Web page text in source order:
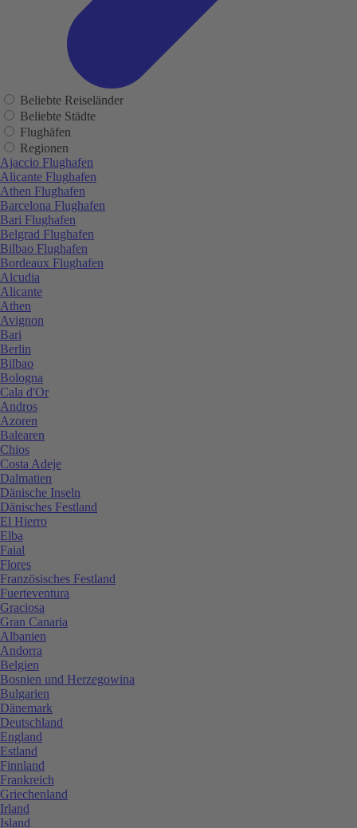
Beliebte Reiseländer
Beliebte Städte
Flughäfen
Regionen
Ajaccio Flughafen
Alicante Flughafen
Athen Flughafen
Barcelona Flughafen
Bari Flughafen
Belgrad Flughafen
Bilbao Flughafen
Bordeaux Flughafen
Alcudia
Alicante
Athen
Avignon
Bari
Berlin
Bilbao
Bologna
Cala d'Or
Andros
Azoren
Balearen
Chios
Costa Adeje
Dalmatien
Dänische Inseln
Dänisches Festland
El Hierro
Elba
Faial
Flores
Französisches Festland
Fuerteventura
Graciosa
Gran Canaria
Albanien
Andorra
Belgien
Bosnien und Herzegowina
Bulgarien
Dänemark
Deutschland
England
Estland
Finnland
Frankreich
Griechenland
Irland
Island